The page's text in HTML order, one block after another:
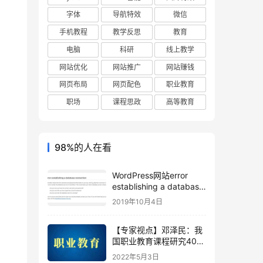
字体
导航特效
微信
手机教程
教学反思
教育
电脑
科研
线上教学
网站优化
网站推广
网站赚钱
网页布局
网页配色
职业教育
职场
课程思政 高等教育
98%的人在看
WordPress网站error
establishing a database
connection错误原因及解
2019年10月4日
【专家视点】邓泽民：我
国职业教育课程研究40年
综述
2022年5月3日